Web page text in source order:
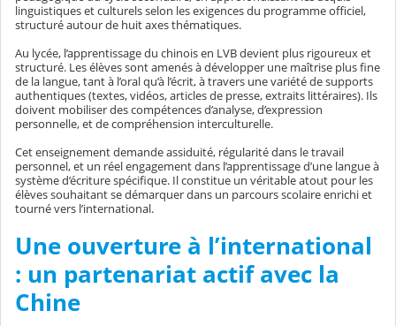
linguistiques et culturels selon les exigences du programme officiel,
structuré autour de huit axes thématiques.
Au lycée, l’apprentissage du chinois en LVB devient plus rigoureux et
structuré. Les élèves sont amenés à développer une maîtrise plus fine
de la langue, tant à l’oral qu’à l’écrit, à travers une variété de supports
authentiques (textes, vidéos, articles de presse, extraits littéraires). Ils
doivent mobiliser des compétences d’analyse, d’expression
personnelle, et de compréhension interculturelle.
Cet enseignement demande assiduité, régularité dans le travail
personnel, et un réel engagement dans l’apprentissage d’une langue à
système d’écriture spécifique. Il constitue un véritable atout pour les
élèves souhaitant se démarquer dans un parcours scolaire enrichi et
tourné vers l’international.
Une ouverture à l’international
: un partenariat actif avec la
Chine